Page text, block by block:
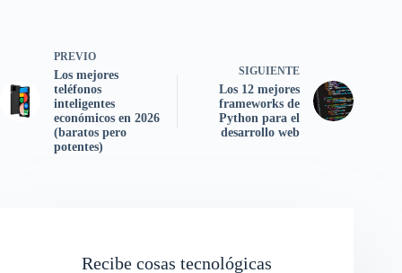
PREVIO
Los mejores
teléfonos
inteligentes
económicos en 2026
(baratos pero
potentes)
SIGUIENTE
Los 12 mejores
frameworks de
Python para el
desarrollo web
Recibe cosas tecnológicas